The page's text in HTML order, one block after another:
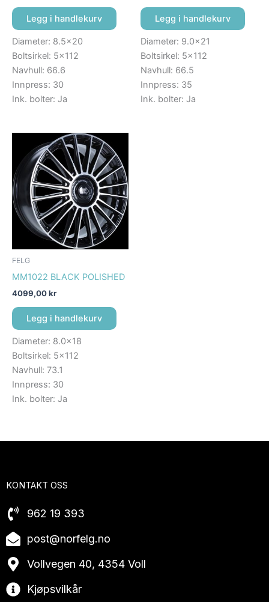
Legg i handlekurv
Diameter: 8.5×20
Boltsirkel: 5×112
Navhull: 66.6
Innpress: 30
Ink. bolter: Ja
Legg i handlekurv
Diameter: 9.0×21
Boltsirkel: 5×112
Navhull: 66.5
Innpress: 35
Ink. bolter: Ja
FELG
MM1022 BLACK POLISHED
4099,00kr
Legg i handlekurv
Diameter: 8.0×18
Boltsirkel: 5×112
Navhull: 73.1
Innpress: 30
Ink. bolter: Ja
KONTAKT OSS
962 19 393
post@norfelg.no
Vollvegen 40, 4354 Voll
Kjøpsvilkår